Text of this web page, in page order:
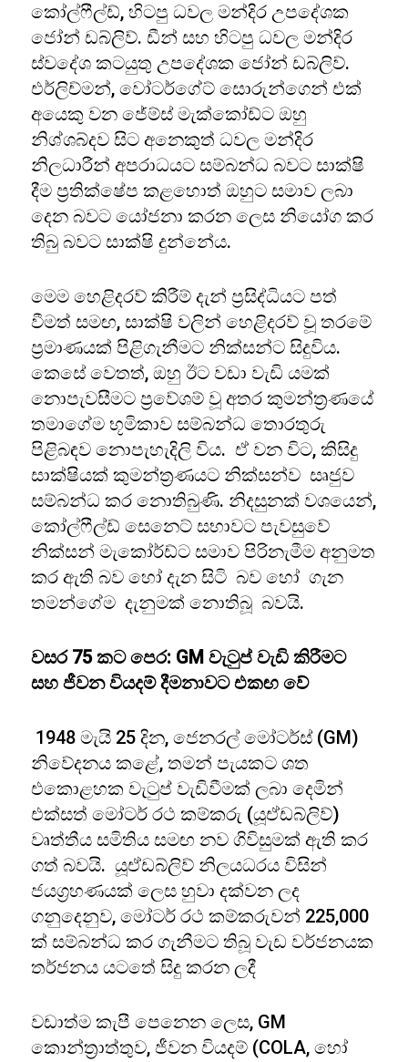
කෝල්ෆීල්ඩ්, හිටපු ධවල මන්දිර උපදේශක
ජෝන් ඩබ්ලිව්. ඩීන් සහ හිටපු ධවල මන්දිර
ස්වදේශ කටයුතු උපදේශක ජෝන් ඩබ්ලිව්.
එර්ලිච්මන්, වෝටර්ගේට් සොරුන්ගෙන් එක්
අයෙකු වන ජේම්ස් මැක්කෝඩ්ට ඔහු
නිශ්ශබ්දව සිට අනෙකුත් ධවල මන්දිර
නිලධාරීන් අපරාධයට සම්බන්ධ බවට සාක්ෂි
දීම ප්‍රතික්ෂේප කළහොත් ඔහුට සමාව ලබා
දෙන බවට යෝජනා කරන ලෙස නියෝග කර
තිබු බවට සාක්ෂි දුන්නේය.
මෙම හෙළිදරව් කිරීම් දැන් ප්‍රසිද්ධියට පත්
වීමත් සමඟ, සාක්ෂි වලින් හෙළිදරව් වූ තරමේ
ප්‍රමාණයක් පිළිගැනීමට නික්සන්ට සිදුවිය.
කෙසේ වෙතත්, ඔහු ඊට වඩා වැඩි යමක්
නොපැවසීමට ප්‍රවේශම් වූ අතර කුමන්ත්‍රණයේ
තමාගේම භූමිකාව සම්බන්ධ තොරතුරු
පිළිබඳව නොපැහැදිලි විය. ඒ වන විට, කිසිදු
සාක්ෂියක් කුමන්ත්‍රණයට නික්සන්ව සෘජුව
සම්බන්ධ කර නොතිබුණි. නිදසුනක් වශයෙන්,
කෝල්ෆීල්ඩ් සෙනෙට් සභාවට පැවසුවේ
නික්සන් මැකෝර්ඩ්ට සමාව පිරිනැමීම අනුමත
කර ඇති බව හෝ දැන සිටි බව හෝ ගැන
තමන්ගේම දැනුමක් නොතිබූ බවයි.
වසර 75 කට පෙර: GM වැටුප් වැඩි කිරීමට
සහ ජීවන වියදම් දීමනාවට එකඟ වේ
1948 මැයි 25 දින, ජෙනරල් මෝටර්ස් (GM)
නිවේදනය කළේ, තමන් පැයකට ශත
එකොළහක වැටුප් වැඩිවීමක් ලබා දෙමින්
එක්සත් මෝටර් රථ කම්කරු (යූඒඩබ්ලිව්)
වෘත්තීය සමිතිය සමඟ නව ගිවිසුමක් ඇති කර
ගත් බවයි. යූඒඩබ්ලිව් නිලයධරය විසින්
ජයග්‍රහණයක් ලෙස හුවා දක්වන ලද
ගනුදෙනුව, මෝටර් රථ කම්කරුවන් 225,000
ක් සම්බන්ධ කර ගැනීමට තිබූ වැඩ වර්ජනයක
තර්ජනය යටතේ සිදු කරන ලදී
වඩාත්ම කැපී පෙනෙන ලෙස, GM
කොන්ත්‍රාත්තුව, ජීවන වියදම් (COLA, හෝ